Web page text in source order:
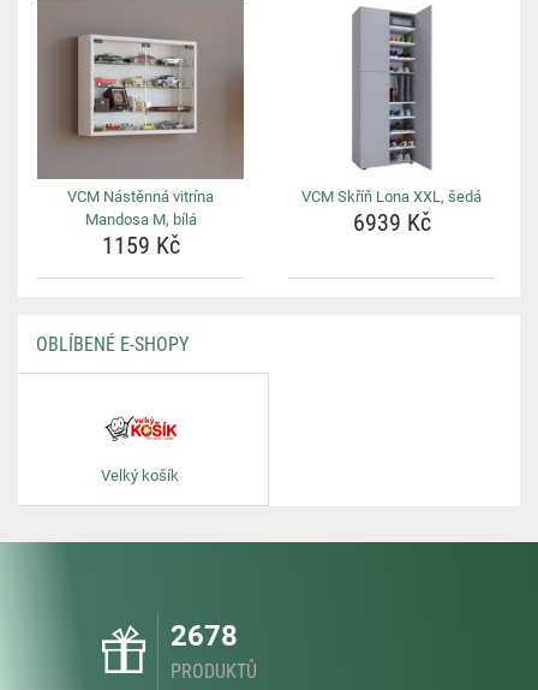
VCM Nástěnná vitrína
Mandosa M, bílá
1159 Kč
VCM Skříň Lona XXL, šedá
6939 Kč
OBLÍBENÉ E-SHOPY
Velký košík
2678
PRODUKTŮ